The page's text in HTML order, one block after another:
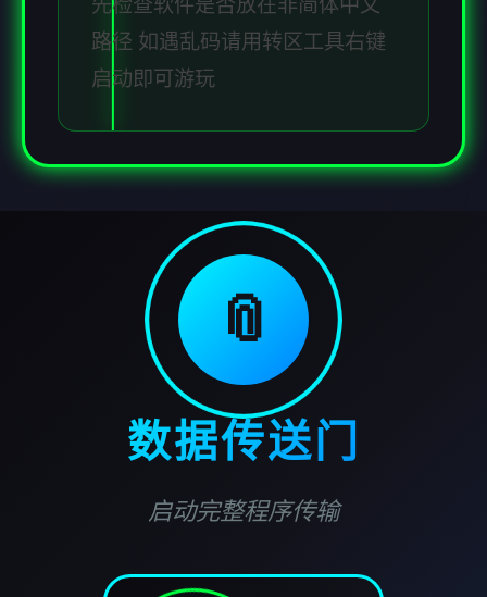
先检查软件是否放在非简体中文
路径 如遇乱码请用转区工具右键
启动即可游玩
📎
数据传送门
启动完整程序传输